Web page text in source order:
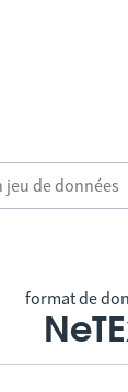
format de